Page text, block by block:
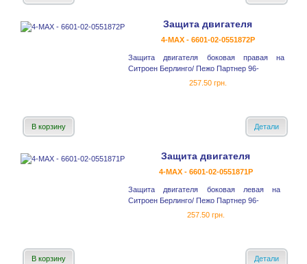
Защита двигателя
4-MAX - 6601-02-0551872P
Защита двигателя боковая правая на
Ситроен Берлинго/ Пежо Партнер 96-
257.50 грн.
В корзину Детали
Защита двигателя
4-MAX - 6601-02-0551871P
Защита двигателя боковая левая на
Ситроен Берлинго/ Пежо Партнер 96-
257.50 грн.
В корзину Детали